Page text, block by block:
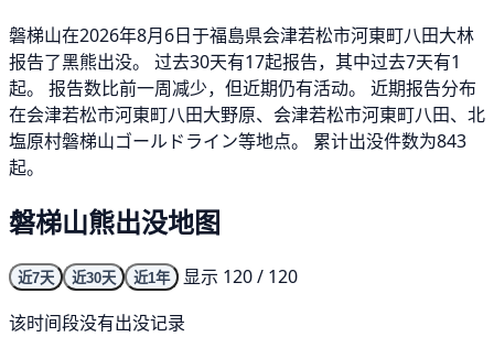
磐梯山在2026年8月6日于福島県会津若松市河東町八田大林
报告了黑熊出没。 过去30天有17起报告，其中过去7天有1
起。 报告数比前一周减少，但近期仍有活动。 近期报告分布
在会津若松市河東町八田大野原、会津若松市河東町八田、北
塩原村磐梯山ゴールドライン等地点。 累计出没件数为843
起。
磐梯山熊出没地图
近7天 近30天 近1年
显示 120 / 120
该时间段没有出没记录